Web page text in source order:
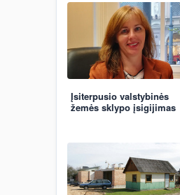
Įsiterpusio valstybinės
žemės sklypo įsigijimas